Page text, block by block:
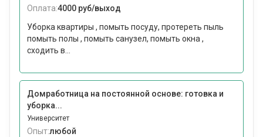
Оплата:4000 руб/выход
Уборка квартиры , помыть посуду, протереть пыль
помыть полы , помыть санузел, помыть окна ,
сходить в...
Домработница на постоянной основе: готовка и
уборка...
Университет
Опыт:любой